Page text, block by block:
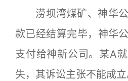
涝坝湾煤矿、神华公
款已经结算完毕，神华
支付给神新公司。某A
失，其诉讼主张不能成立